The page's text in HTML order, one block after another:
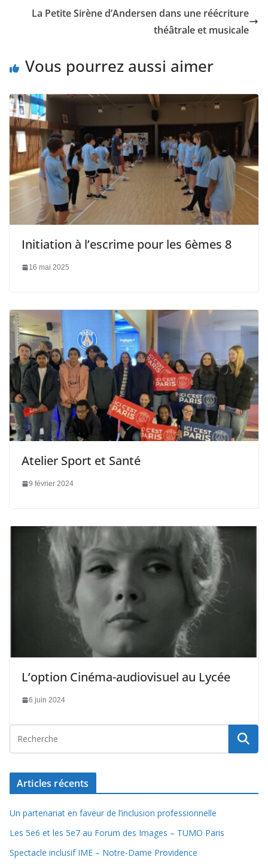
La Petite Sirène d’Andersen dans une réécriture
théâtrale et musicale
Vous pourrez aussi aimer
Initiation à l’escrime pour les 6èmes 8
16 mai 2025
Atelier Sport et Santé
9 février 2024
L’option Cinéma-audiovisuel au Lycée
6 juin 2024
Articles récents
Un partenariat en faveur de l’inclusion professionnelle
Les 5e6 et les 5e7 au Forum des Images – TUMO Paris
Spectacle inclusif IME – Notre-Dame Providence